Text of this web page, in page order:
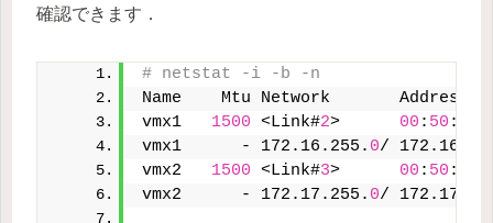
確認できます．
# netstat -i -b -n
Name    Mtu Network
vmx1 1500 <Link#2> 00 : 50 :
vmx1      - 172.16.255. 0/
vmx2 1500 <Link#3> 00 : 50 :
vmx2      - 172.17.255. 0/